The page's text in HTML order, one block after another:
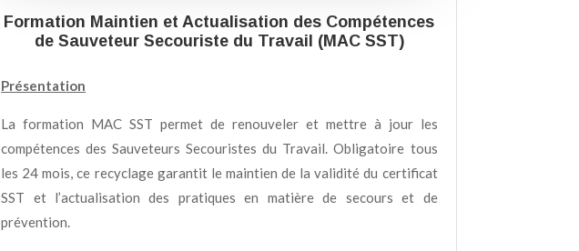
Formation Maintien et Actualisation des Compétences
de Sauveteur Secouriste du Travail (MAC SST)
Présentation
La formation MAC SST permet de renouveler et mettre à jour les
compétences des Sauveteurs Secouristes du Travail. Obligatoire tous
les 24 mois, ce recyclage garantit le maintien de la validité du certificat
SST et l’actualisation des pratiques en matière de secours et de
prévention.